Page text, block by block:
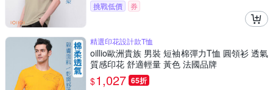
挑戰低價 券
精選印花設計款T恤
oillio歐洲貴族 男裝 短袖棉彈力T恤 圓領衫 透氣
質感印花 舒適輕量 黃色 法國品牌
$1,027 65折